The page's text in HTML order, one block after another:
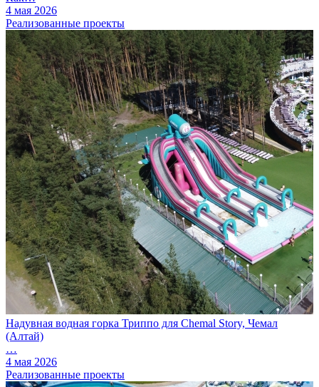
4 мая 2026
Реализованные проекты
Надувная водная горка Триппо для Chemal Story, Чемал
(Алтай)
…
4 мая 2026
Реализованные проекты